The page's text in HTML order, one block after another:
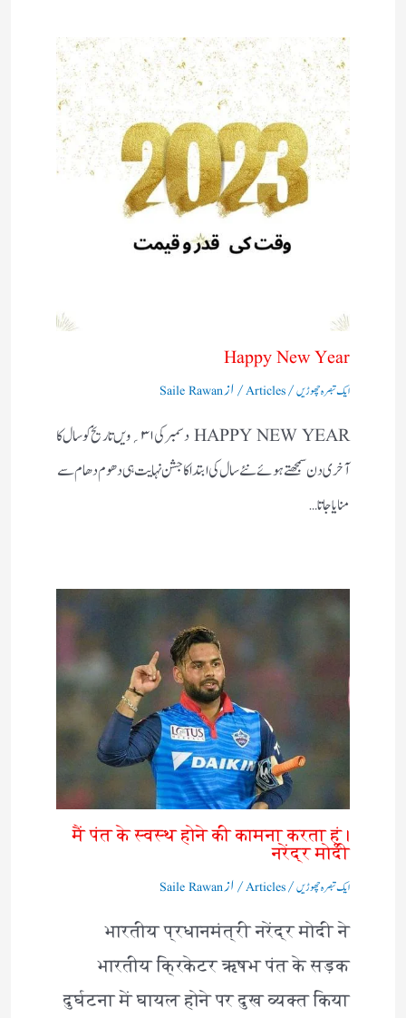
Happy New Year
ایک تبصرہ چھوڑیں/
Articles/ ازSaile Rawan
HAPPY NEW YEAR دسمبر کی۱ ۳؍ویں تاریخ کو سال کا
آخری دن سمجھتے ہوئے نئے سال کی ابتداکا جشن نہایت ہی دھوم دھام سے
منایاجاتا…
मैं पंत के स्वस्थ होने की कामना करता हूं।
नरेंद्र मोदी
ایک تبصرہ چھوڑیں/
Articles/ ازSaile Rawan
भारतीय प्रधानमंत्री नरेंद्र मोदी ने
भारतीय क्रिकेटर ऋषभ पंत के सड़क
दुर्घटना में घायल होने पर दुख व्यक्त किया